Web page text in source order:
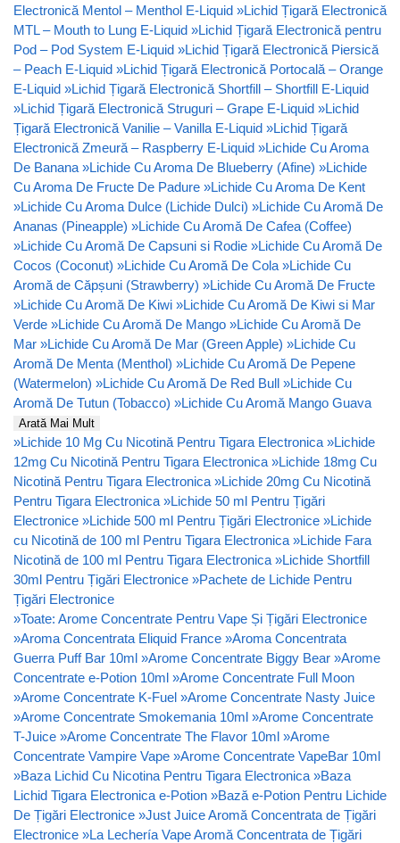
Electronică Mentol – Menthol E-Liquid »Lichid Țigară Electronică
MTL – Mouth to Lung E-Liquid »Lichid Țigară Electronică pentru
Pod – Pod System E-Liquid »Lichid Țigară Electronică Piersică
– Peach E-Liquid »Lichid Țigară Electronică Portocală – Orange
E-Liquid »Lichid Țigară Electronică Shortfill – Shortfill E-Liquid
»Lichid Țigară Electronică Struguri – Grape E-Liquid »Lichid
Țigară Electronică Vanilie – Vanilla E-Liquid »Lichid Țigară
Electronică Zmeură – Raspberry E-Liquid »Lichide Cu Aroma
De Banana »Lichide Cu Aroma De Blueberry (Afine) »Lichide
Cu Aroma De Fructe De Padure »Lichide Cu Aroma De Kent
»Lichide Cu Aroma Dulce (Lichide Dulci) »Lichide Cu Aromă De
Ananas (Pineapple) »Lichide Cu Aromă De Cafea (Coffee)
»Lichide Cu Aromă De Capsuni si Rodie »Lichide Cu Aromă De
Cocos (Coconut) »Lichide Cu Aromă De Cola »Lichide Cu
Aromă de Căpșuni (Strawberry) »Lichide Cu Aromă De Fructe
»Lichide Cu Aromă De Kiwi »Lichide Cu Aromă De Kiwi si Mar
Verde »Lichide Cu Aromă De Mango »Lichide Cu Aromă De
Mar »Lichide Cu Aromă De Mar (Green Apple) »Lichide Cu
Aromă De Menta (Menthol) »Lichide Cu Aromă De Pepene
(Watermelon) »Lichide Cu Aromă De Red Bull »Lichide Cu
Aromă De Tutun (Tobacco) »Lichide Cu Aromă Mango Guava
Arată Mai Mult
»Lichide 10 Mg Cu Nicotină Pentru Tigara Electronica »Lichide
12mg Cu Nicotină Pentru Tigara Electronica »Lichide 18mg Cu
Nicotină Pentru Tigara Electronica »Lichide 20mg Cu Nicotină
Pentru Tigara Electronica »Lichide 50 ml Pentru Țigări
Electronice »Lichide 500 ml Pentru Țigări Electronice »Lichide
cu Nicotină de 100 ml Pentru Tigara Electronica »Lichide Fara
Nicotină de 100 ml Pentru Tigara Electronica »Lichide Shortfill
30ml Pentru Țigări Electronice »Pachete de Lichide Pentru
Țigări Electronice
»Toate: Arome Concentrate Pentru Vape Și Țigări Electronice
»Aroma Concentrata Eliquid France »Aroma Concentrata
Guerra Puff Bar 10ml »Arome Concentrate Biggy Bear »Arome
Concentrate e-Potion 10ml »Arome Concentrate Full Moon
»Arome Concentrate K-Fuel »Arome Concentrate Nasty Juice
»Arome Concentrate Smokemania 10ml »Arome Concentrate
T-Juice »Arome Concentrate The Flavor 10ml »Arome
Concentrate Vampire Vape »Arome Concentrate VapeBar 10ml
»Baza Lichid Cu Nicotina Pentru Tigara Electronica »Baza
Lichid Tigara Electronica e-Potion »Bază e-Potion Pentru Lichide
De Țigări Electronice »Just Juice Aromă Concentrata de Țigări
Electronice »La Lechería Vape Aromă Concentrata de Țigări